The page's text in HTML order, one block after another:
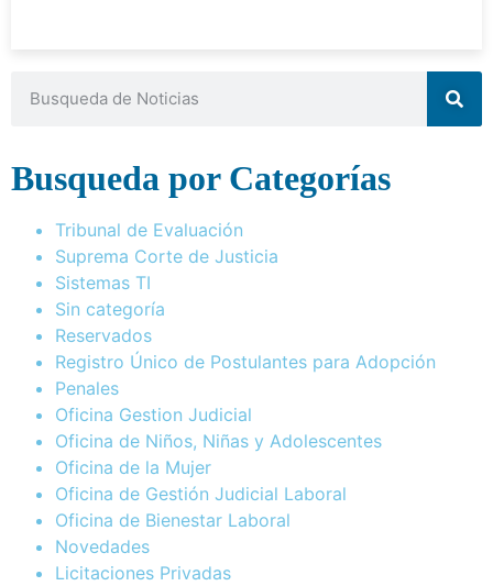
Busqueda por Categorías
Tribunal de Evaluación
Suprema Corte de Justicia
Sistemas TI
Sin categoría
Reservados
Registro Único de Postulantes para Adopción
Penales
Oficina Gestion Judicial
Oficina de Niños, Niñas y Adolescentes
Oficina de la Mujer
Oficina de Gestión Judicial Laboral
Oficina de Bienestar Laboral
Novedades
Licitaciones Privadas